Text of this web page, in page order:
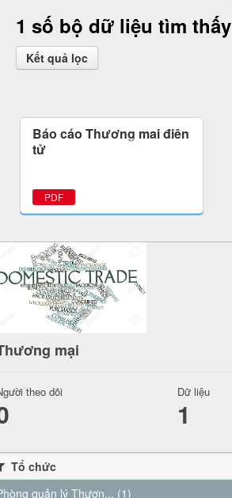
1 số bộ dữ liệu tìm thấy
Kết quả lọc
Báo cáo Thương mại điện
tử
PDF
mại
theo dõi Dữ liệu
1
Tổ chức
quản lý Thươn... (1)